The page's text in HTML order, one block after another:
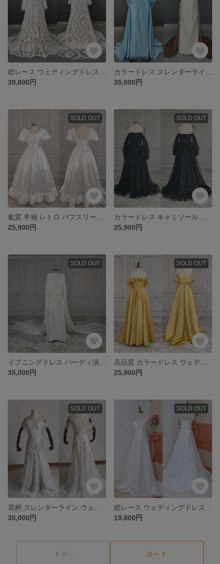
39,800円
35,000円
SOLD OUT
25,900円
SOLD OUT
25,900円
SOLD OUT
35,000円
SOLD OUT
25,900円
SOLD OUT
35,000円
SOLD OUT
19,800円
前へ 次へ